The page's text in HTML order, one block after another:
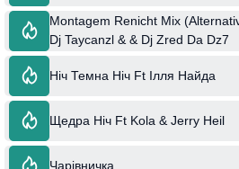
Montagem Renicht Mix
Dj Taycanzl & & Dj Zred Da Dz7
Ніч Темна Ніч Ft Ілля Найда
Щедра Ніч Ft Kola & Jerry Heil
Чарівничка